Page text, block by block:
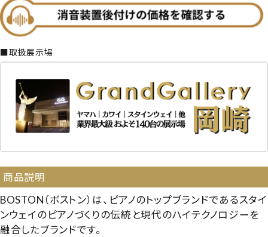
■取扱展示場
商品説明
BOSTON（ボストン）は、ピアノのトップブランドであるスタイ
ンウェイのピアノづくりの伝統と現代のハイテクノロジーを
融合したブランドです。